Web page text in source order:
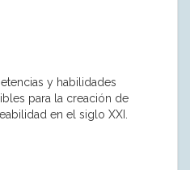
y habilidades
para la creación de
en el siglo XXI.